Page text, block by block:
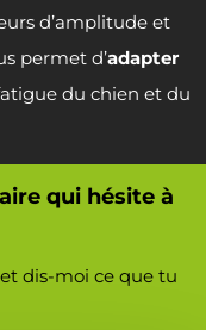
d’amplitude et
permet d’adapter
du chien et du
qui hésite à
dis-moi ce que tu